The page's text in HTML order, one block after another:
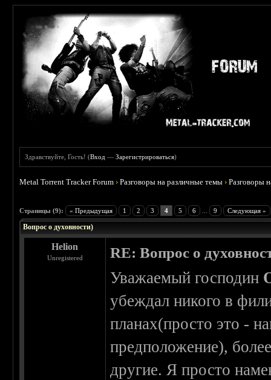
Здравствуйте, Гость! (Вход —Зарегистрироваться)
Metal Torrent Tracker Forum ›Разговоры на различные темы ›Разговоры
Страницы (9): « Предыдущая 1 2 3 4 5 6 9 Следующая »
Вопрос о духовности)
Helion
Unregistered RE: Вопрос о
Уважаемый господин
убеждал никого в
планах(просто это -
предположение),
другие. Я просто